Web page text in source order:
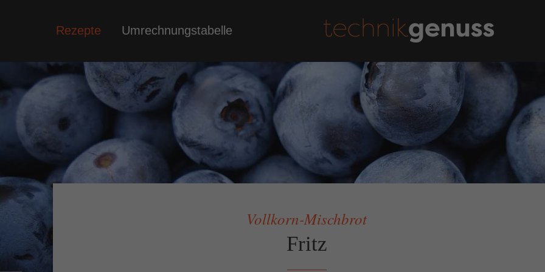
Auf meinen Social Media Kanälen gibt
es regelmäßig Udpates und Bilder!
Schreibt mir!
technikgenuss
Keplerstr. 65
41236 Mönchengladbach
0151 42130988
maren@technikgenuss.de
Rezepte Umrechnungstabelle
Vollkorn-Mischbrot
Fritz